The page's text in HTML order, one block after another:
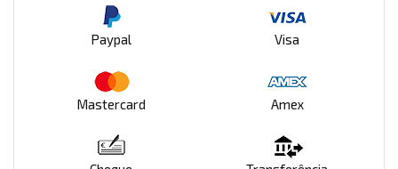
Paypal Visa
Mastercard Amex